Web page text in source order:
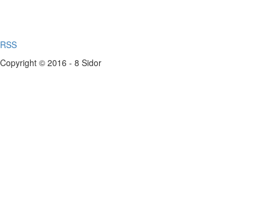
RSS
Copyright © 2016 - 8 Sidor